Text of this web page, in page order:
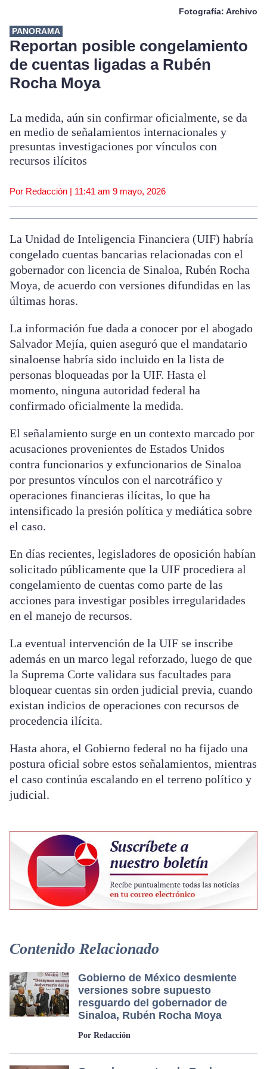
Fotografía: Archivo
PANORAMA
Reportan posible congelamiento
de cuentas ligadas a Rubén
Rocha Moya
La medida, aún sin confirmar oficialmente, se da
en medio de señalamientos internacionales y
presuntas investigaciones por vínculos con
recursos ilícitos
Por Redacción | 11:41 am 9 mayo, 2026
La Unidad de Inteligencia Financiera (UIF) habría
congelado cuentas bancarias relacionadas con el
gobernador con licencia de Sinaloa, Rubén Rocha
Moya, de acuerdo con versiones difundidas en las
últimas horas.
La información fue dada a conocer por el abogado
Salvador Mejía, quien aseguró que el mandatario
sinaloense habría sido incluido en la lista de
personas bloqueadas por la UIF. Hasta el
momento, ninguna autoridad federal ha
confirmado oficialmente la medida.
El señalamiento surge en un contexto marcado por
acusaciones provenientes de Estados Unidos
contra funcionarios y exfuncionarios de Sinaloa
por presuntos vínculos con el narcotráfico y
operaciones financieras ilícitas, lo que ha
intensificado la presión política y mediática sobre
el caso.
En días recientes, legisladores de oposición habían
solicitado públicamente que la UIF procediera al
congelamiento de cuentas como parte de las
acciones para investigar posibles irregularidades
en el manejo de recursos.
La eventual intervención de la UIF se inscribe
además en un marco legal reforzado, luego de que
la Suprema Corte validara sus facultades para
bloquear cuentas sin orden judicial previa, cuando
existan indicios de operaciones con recursos de
procedencia ilícita.
Hasta ahora, el Gobierno federal no ha fijado una
postura oficial sobre estos señalamientos, mientras
el caso continúa escalando en el terreno político y
judicial.
Contenido Relacionado
Gobierno de México desmiente
versiones sobre supuesto
resguardo del gobernador de
Sinaloa, Rubén Rocha Moya
Por Redacción